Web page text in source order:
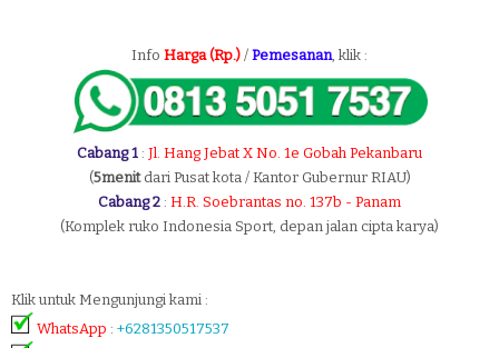
Info Harga (Rp.) / Pemesanan, klik :
Cabang 1 : Jl. Hang Jebat X No. 1e Gobah Pekanbaru
(5menitdari Pusat kota / Kantor Gubernur RIAU)
Cabang 2 : H.R. Soebrantas no. 137b - Panam
(Komplek ruko Indonesia Sport, depan jalan cipta karya)
Klik untuk Mengunjungi kami :
WhatsApp : +6281350517537